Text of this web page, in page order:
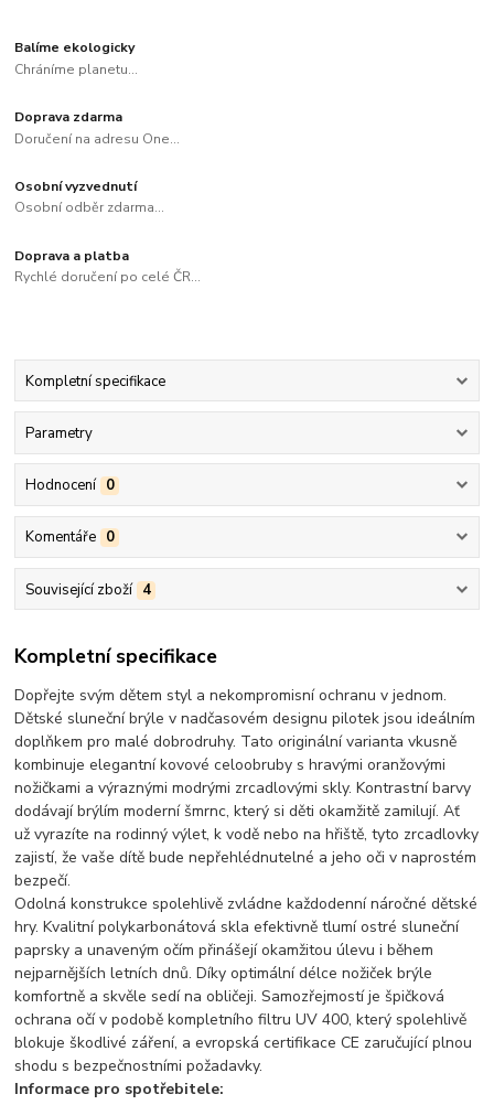
Balíme ekologicky
Chráníme planetu...
Doprava zdarma
Doručení na adresu One...
Osobní vyzvednutí
Osobní odběr zdarma...
Doprava a platba
Rychlé doručení po celé ČR...
Kompletní specifikace
Parametry
Hodnocení 0
Komentáře 0
Související zboží 4
Kompletní specifikace
Dopřejte svým dětem styl a nekompromisní ochranu v jednom.
Dětské sluneční brýle v nadčasovém designu pilotek jsou ideálním
doplňkem pro malé dobrodruhy. Tato originální varianta vkusně
kombinuje elegantní kovové celoobruby s hravými oranžovými
nožičkami a výraznými modrými zrcadlovými skly. Kontrastní barvy
dodávají brýlím moderní šmrnc, který si děti okamžitě zamilují. Ať
už vyrazíte na rodinný výlet, k vodě nebo na hřiště, tyto zrcadlovky
zajistí, že vaše dítě bude nepřehlédnutelné a jeho oči v naprostém
bezpečí.
Odolná konstrukce spolehlivě zvládne každodenní náročné dětské
hry. Kvalitní polykarbonátová skla efektivně tlumí ostré sluneční
paprsky a unaveným očím přinášejí okamžitou úlevu i během
nejparnějších letních dnů. Díky optimální délce nožiček brýle
komfortně a skvěle sedí na obličeji. Samozřejmostí je špičková
ochrana očí v podobě kompletního filtru UV 400, který spolehlivě
blokuje škodlivé záření, a evropská certifikace CE zaručující plnou
shodu s bezpečnostními požadavky.
Informace pro spotřebitele: